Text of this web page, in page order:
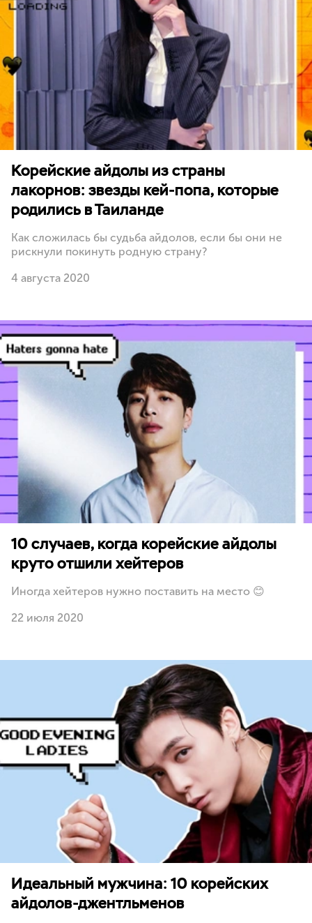
Корейские айдолы из страны
лакорнов: звезды кей-попа, которые
родились в Таиланде
Как сложилась бы судьба айдолов, если бы они не
рискнули покинуть родную страну?
4 августа 2020
10 случаев, когда корейские айдолы
круто отшили хейтеров
Иногда хейтеров нужно поставить на место 😊
22 июля 2020
Идеальный мужчина: 10 корейских
айдолов-джентльменов